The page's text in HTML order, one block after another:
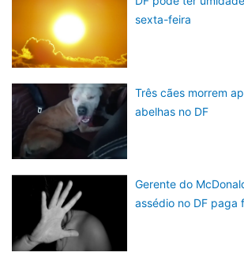
sexta-feira
Três cães morrem
abelhas no DF
Gerente do
assédio no DF paga